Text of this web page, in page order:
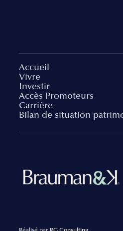
Accueil
Vivre
Investir
Accès Promoteurs
Carrière
Bilan de situation